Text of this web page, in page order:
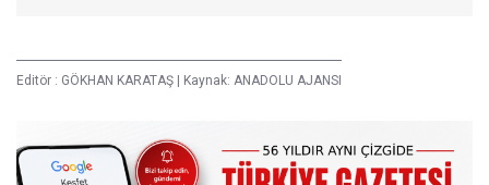
Editör : GÖKHAN KARATAŞ Kaynak: ANADOLU AJANSI